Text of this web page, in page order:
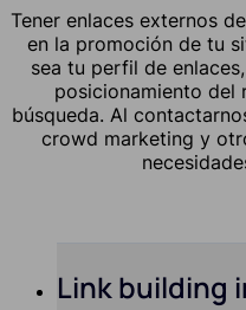
Tener enlaces externos
en la promoción de tu
sea tu perfil de
posicionamiento del
búsqueda. Al
crowd marketing y
Link building